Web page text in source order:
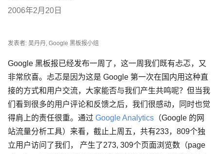
2006年2月20日
发表者: 吴丹丹, Google 黑板报小组
Google 黑板报已经发布一周了，这一周我们既有忐忑，又
非常欣喜。忐忑是因为这是 Google 第一次在国内用这种直
接的方式和用户交流，大家能否与我们产生共鸣呢？但当我
们看到很多的用户评论和反馈之后，我们很感动，同时也觉
得肩上的责任很重。通过 Google Analytics （Google 的网
站流量分析工具）来看，截止上周五，共有233，809个独
立用户访问了我们， 产生了273, 309个页面浏览数（page